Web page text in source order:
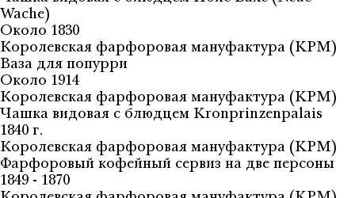
Wache)
Около 1830
Королевская фарфоровая мануфактура (KPM)
Ваза для попурри
Около 1914
Королевская фарфоровая мануфактура (KPM)
Чашка видовая с блюдцем Kronprinzenpalais
1840 г.
Королевская фарфоровая мануфактура (KPM)
Фарфоровый кофейный сервиз на две персоны
1849 - 1870